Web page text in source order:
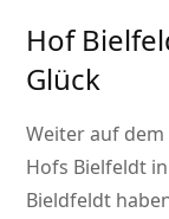
Hof
Glück
Weiter auf
Hofs Bielfeldt
Bieldfeldt